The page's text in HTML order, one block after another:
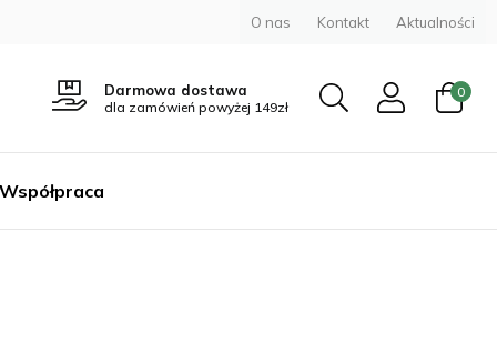
O nas Kontakt Aktualności
Darmowa dostawa
dla zamówień powyżej 149zł
0
Współpraca